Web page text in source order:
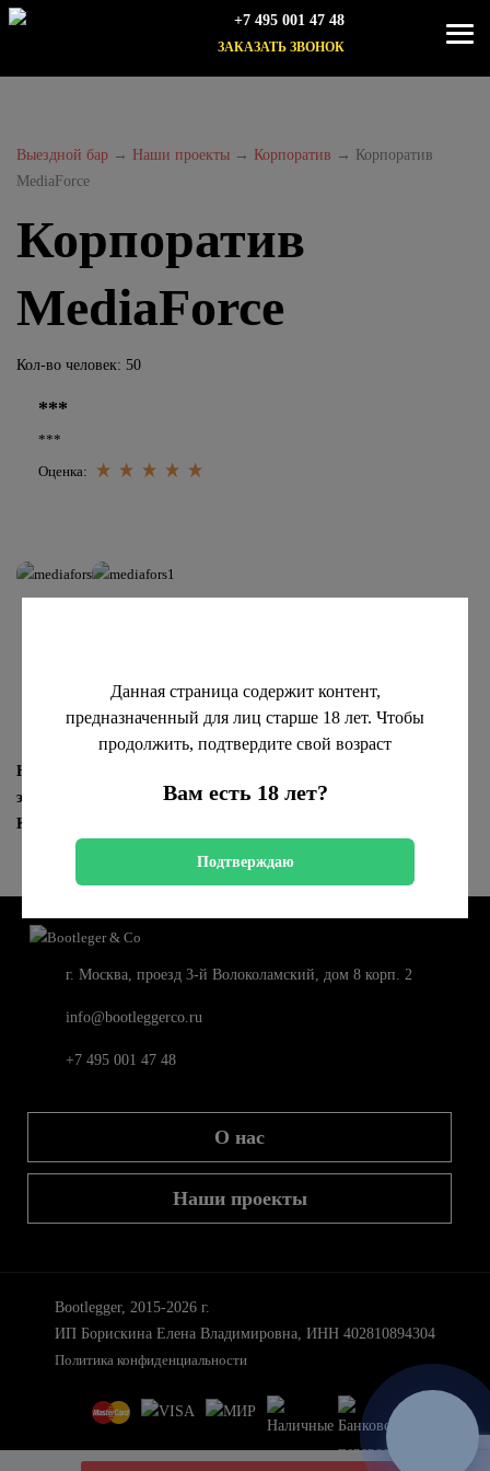
Данная страница содержит контент,
предназначенный для лиц старше 18 лет. Чтобы
продолжить, подтвердите свой возраст
Вам есть 18 лет?
Подтверждаю
+7 495 001 47 48
ЗАКАЗАТЬ ЗВОНОК
Выездной бар → Наши проекты → Корпоратив →
Корпоратив
MediaForce
Корпоратив
MediaForce
Кол-во человек: 50
***
***
Оценка:
Новогодний корпоратив — важный командообразующий
элемент. Поэтому мы очень рады, когда нам доверяют бар.
Кстати, обратите внимание на одну из наших черных стоек.
г. Москва, проезд 3-й Волоколамский, дом 8 корп. 2
info@bootleggerco.ru
+7 495 001 47 48
О нас
Наши проекты
Bootlegger, 2015-2026 г.
ИП Борискина Елена Владимировна, ИНН 402810894304
Политика конфиденциальности